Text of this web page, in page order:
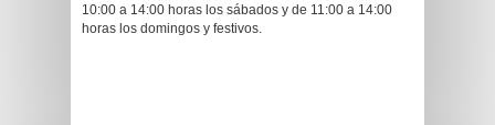
10:00 a 14:00 horas los sábados y de 11:00 a 14:00
horas los domingos y festivos.